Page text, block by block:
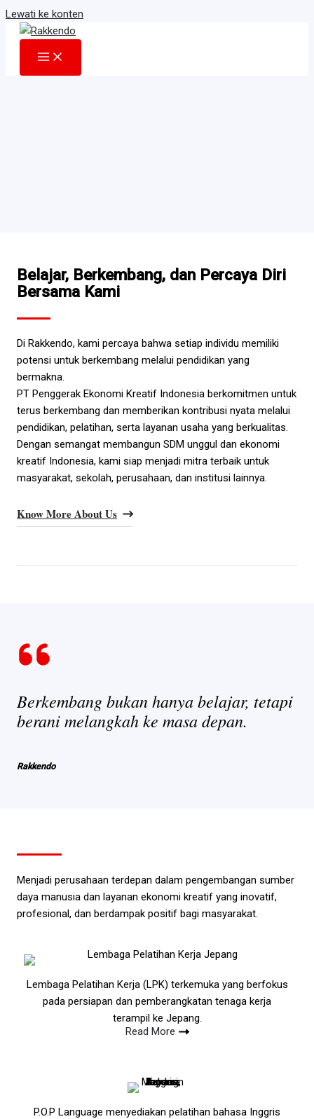
Lewati ke konten
Belajar, Berkembang, dan Percaya Diri
Bersama Kami
Di Rakkendo, kami percaya bahwa setiap individu memiliki
potensi untuk berkembang melalui pendidikan yang
bermakna.
PT Penggerak Ekonomi Kreatif Indonesia berkomitmen untuk
terus berkembang dan memberikan kontribusi nyata melalui
pendidikan, pelatihan, serta layanan usaha yang berkualitas.
Dengan semangat membangun SDM unggul dan ekonomi
kreatif Indonesia, kami siap menjadi mitra terbaik untuk
masyarakat, sekolah, perusahaan, dan institusi lainnya.
Know More About Us
Berkembang bukan hanya belajar, tetapi
berani melangkah ke masa depan.
Rakkendo
Menjadi perusahaan terdepan dalam pengembangan sumber
daya manusia dan layanan ekonomi kreatif yang inovatif,
profesional, dan berdampak positif bagi masyarakat.
Lembaga Pelatihan Kerja (LPK) terkemuka yang berfokus
pada persiapan dan pemberangkatan tenaga kerja
terampil ke Jepang.
Read More
P.O.P Language menyediakan pelatihan bahasa Inggris